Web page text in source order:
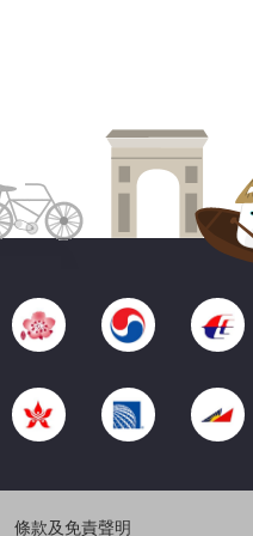
條款及免責聲明